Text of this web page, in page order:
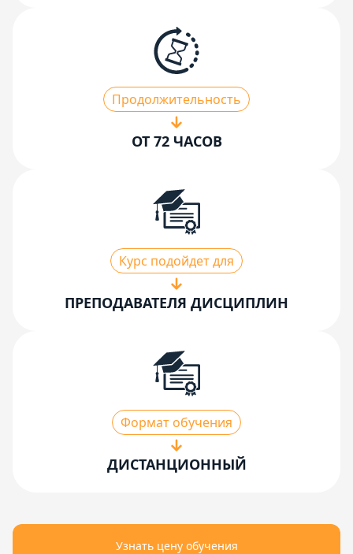
Продолжительность
ОТ 72 ЧАСОВ
Курс подойдет для
ПРЕПОДАВАТЕЛЯ ДИСЦИПЛИН
Формат обучения
ДИСТАНЦИОННЫЙ
Узнать цену обучения